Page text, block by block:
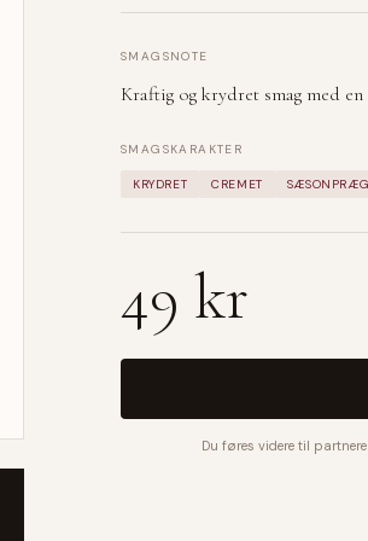
SMAGSNOTE
Kraftig og krydret smag med
SMAGSKARAKTER
KRYDRET CREMET
49 kr
Du føres videre til